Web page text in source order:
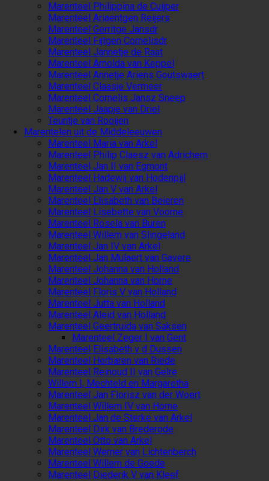
Marenteel Philippina de Cuijper
Marenteel Ariaentgen Reijers
Marenteel Gerritge Jansdr
Marenteel Fijtgen Cornelisdr
Marenteel Jannetje de Raat
Marenteel Arnolda van Keppel
Marenteel Annetje Ariens Goutswaert
Marenteel Claasje Vermeer
Marenteel Cornelis Jansz Sneep
Marenteel Jaapje van Driel
Teuntje van Rooijen
Marentelen uit de Middeleeuwen
Marenteel Maria van Arkel
Marenteel Philip Claesz van Adrichem
Marenteel Jan II van Egmont
Marenteel Hadewij van Hodenpijl
Marenteel Jan V van Arkel
Marenteel Elisabeth van Beieren
Marenteel Lisebette van Voorne
Marenteel Rosela van Buren
Marenteel Willem van Slingeland
Marenteel Jan IV van Arkel
Marenteel Jan Mulaert van Gavere
Marenteel Johanna van Holland
Marenteel Johanna van Horne
Marenteel Floris V van Holland
Marenteel Jutta van Holland
Marenteel Aleid van Holland
Marenteel Geertruida van Saksen
Marenteel Zeger I van Gent
Marenteel Elisabeth v d Dussen
Marenteel Herbaren van Riede
Marenteel Reinoud II van Gelre
Willem I, Mechteld en Margaretha
Marenteel Jan Florisz van der Woert
Marenteel Willem IV van Horne
Marenteel Jan de Sterke van Arkel
Marenteel Dirk van Brederode
Marenteel Otto van Arkel
Marenteel Werner van Lichtenberch
Marenteel Willem de Goede
Marenteel Diederik V van Kleef